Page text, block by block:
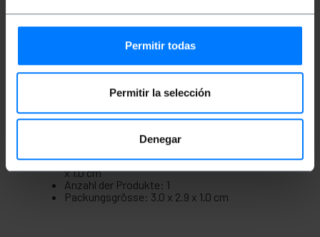
Permitir todas
Permitir la selección
Denegar
Tastatur und eine Maus, und verwandeln Sie
ein Mobiltelefon oder Tablet in einen
vollständigen Computer mit Android-
Maße und Gewichte
Produktgröße (Breite x Tiefe x Höhe): 3.0 x 2.9
x 1.0 cm
Anzahl der Produkte: 1
Packungsgrösse: 3.0 x 2.9 x 1.0 cm